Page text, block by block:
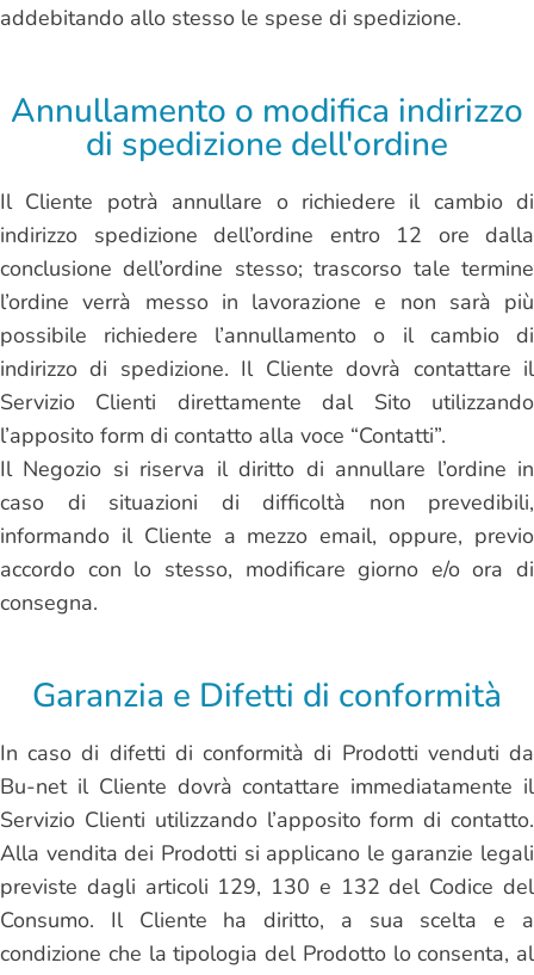
addebitando allo stesso le spese di spedizione.
Annullamento o modifica indirizzo
di spedizione dell'ordine
Il Cliente potrà annullare o richiedere il cambio di
indirizzo spedizione dell’ordine entro 12 ore dalla
conclusione dell’ordine stesso; trascorso tale termine
l’ordine verrà messo in lavorazione e non sarà più
possibile richiedere l’annullamento o il cambio di
indirizzo di spedizione. Il Cliente dovrà contattare il
Servizio Clienti direttamente dal Sito utilizzando
l’apposito form di contatto alla voce “Contatti”.
Il Negozio si riserva il diritto di annullare l’ordine in
caso di situazioni di difficoltà non prevedibili,
informando il Cliente a mezzo email, oppure, previo
accordo con lo stesso, modificare giorno e/o ora di
consegna.
Garanzia e Difetti di conformità
In caso di difetti di conformità di Prodotti venduti da
Bu-net il Cliente dovrà contattare immediatamente il
Servizio Clienti utilizzando l’apposito form di contatto.
Alla vendita dei Prodotti si applicano le garanzie legali
previste dagli articoli 129, 130 e 132 del Codice del
Consumo. Il Cliente ha diritto, a sua scelta e a
condizione che la tipologia del Prodotto lo consenta, al